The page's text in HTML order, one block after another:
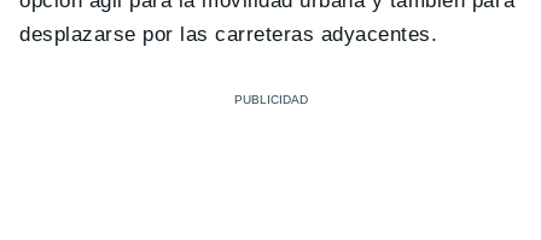
desplazarse por las carreteras adyacentes.